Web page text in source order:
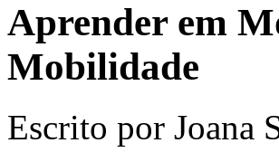
Aprender em
Mobilidade
Escrito por Joana